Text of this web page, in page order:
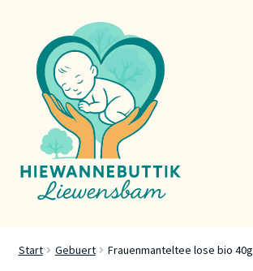
Navigation
springen
Inhalt
springen
Start Gebuert Frauenmanteltee lose bio 40g